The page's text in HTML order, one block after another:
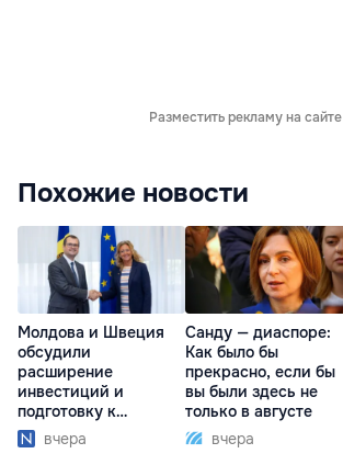
Разместить рекламу на сайте
Похожие новости
Молдова и Швеция
обсудили
расширение
инвестиций и
подготовку к
отопительному
сезону
вчера
Санду — диаспоре:
Как было бы
прекрасно, если бы
вы были здесь не
только в августе
вчера